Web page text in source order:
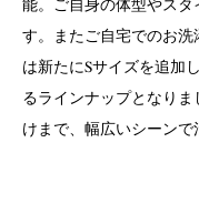
能。ご自身の体型やスタ
す。またご自宅でのお洗
は新たにSサイズを追加
るラインナップとなり
けまで、幅広いシーンで